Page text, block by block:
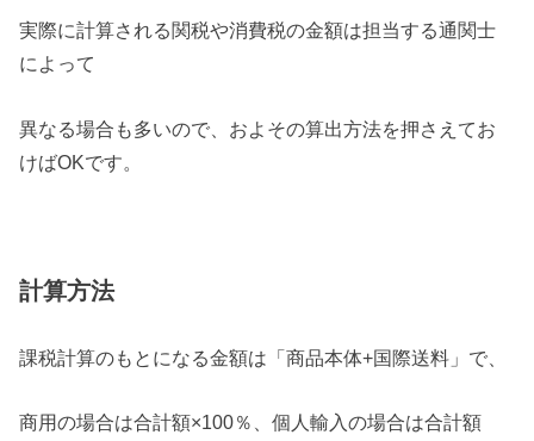
実際に計算される関税や消費税の金額は担当する通関士
によって
異なる場合も多いので、およその算出方法を押さえてお
けばOKです。
計算方法
課税計算のもとになる金額は「商品本体+国際送料」で、
商用の場合は合計額×100％、個人輸入の場合は合計額